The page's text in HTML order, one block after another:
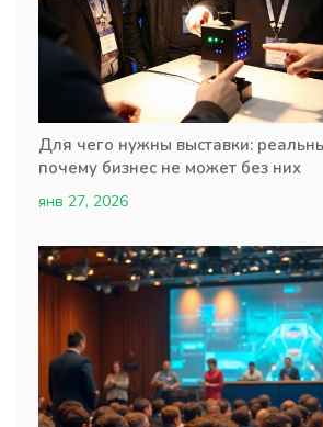
Для чего нужны выставки:
почему бизнес не может без них
янв 27, 2026